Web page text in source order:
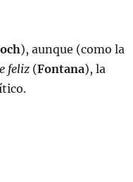
), aunque (como la
feliz(Fontana), la